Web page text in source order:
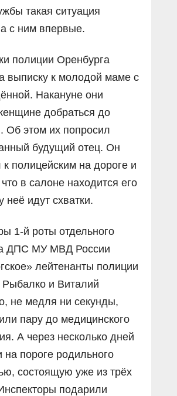
такая ситуация
с ним впервые.
полиции Оренбурга
выписку к молодой маме с
Накануне они
добраться до
Об этом их попросил
будущий отец. Он
полицейским на дороге и
в салоне находится его
неё идут схватки.
1-й роты отдельного
ДПС МУ МВД России
лейтенанты полиции
Рыбалко и Виталий
не медля ни секунды,
пару до медицинского
А через несколько дней
на пороге родильного
состоящую уже из трёх
подарили